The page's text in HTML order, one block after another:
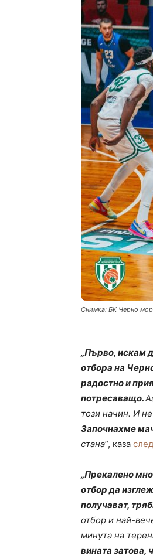
Снимка: БК Черно
„Първо, искам
отбора на
радостно и
потресаващо.
този начин. И
Започнахме
стана“, каза
„Прекалено
отбор да
получават,
отбор и най-
минута на
вината затова,